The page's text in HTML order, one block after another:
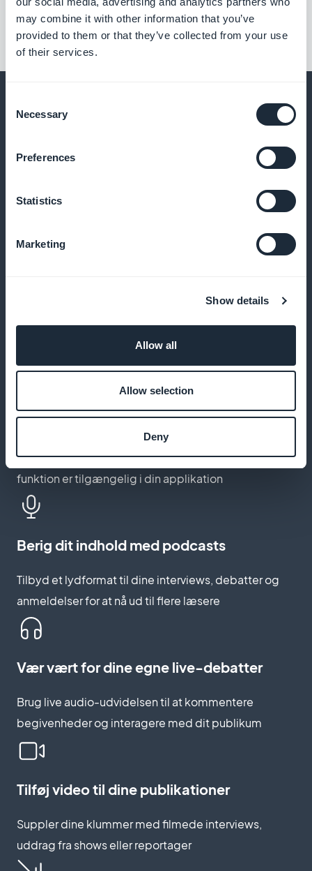
may combine it with other information that you’ve
provided to them or that they’ve collected from your use
of their services.
Selection
Necessary
Preferences
Statistics
Marketing
Show details
Allow all
Allow selection
Deny
Og meget mere
meddelelser
Giv dine abonnenter besked, så snart en ny kulturel
funktion er tilgængelig i din applikation
Berig dit indhold med podcasts
Tilbyd et lydformat til dine interviews, debatter og
anmeldelser for at nå ud til flere læsere
Vær vært for dine egne live-debatter
Brug live audio-udvidelsen til at kommentere
begivenheder og interagere med dit publikum
Tilføj video til dine publikationer
Suppler dine klummer med filmede interviews,
uddrag fra shows eller reportager